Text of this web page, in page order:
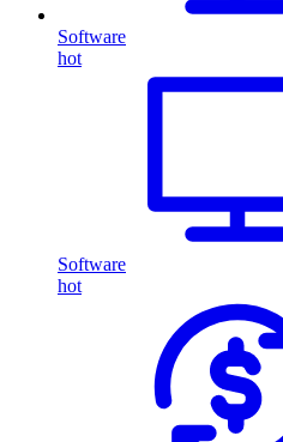
Software
hot
Software
hot